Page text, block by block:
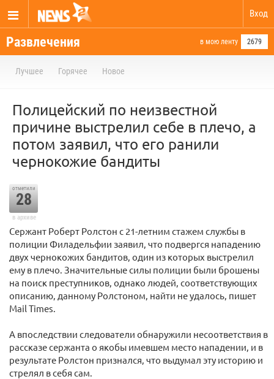
Вход
Развлечения в мою ленту 2679
Лучшее Горячее Новое
Полицейский по неизвестной
причине выстрелил себе в плечо, а
потом заявил, что его ранили
чернокожие бандиты
отметили
28
в архиве
Сержант Роберт Ролстон с 21-летним стажем службы в
полиции Филадельфии заявил, что подвергся нападению
двух чернокожих бандитов, один из которых выстрелил
ему в плечо. Значительные силы полиции были брошены
на поиск преступников, однако людей, соответствующих
описанию, данному Ролстоном, найти не удалось, пишет
Mail Times.
А впоследствии следователи обнаружили несоответствия в
рассказе сержанта о якобы имевшем место нападении, и в
результате Ролстон признался, что выдумал эту историю и
стрелял в себя сам.